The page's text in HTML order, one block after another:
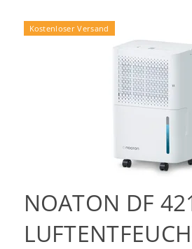
Kostenloser Versand
NOATON DF